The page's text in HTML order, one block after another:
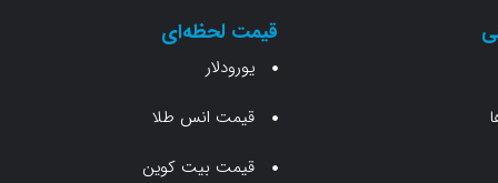
قیمت لحظه‌ای
یورودلار
قیمت انس طلا
قیمت بیت کوین